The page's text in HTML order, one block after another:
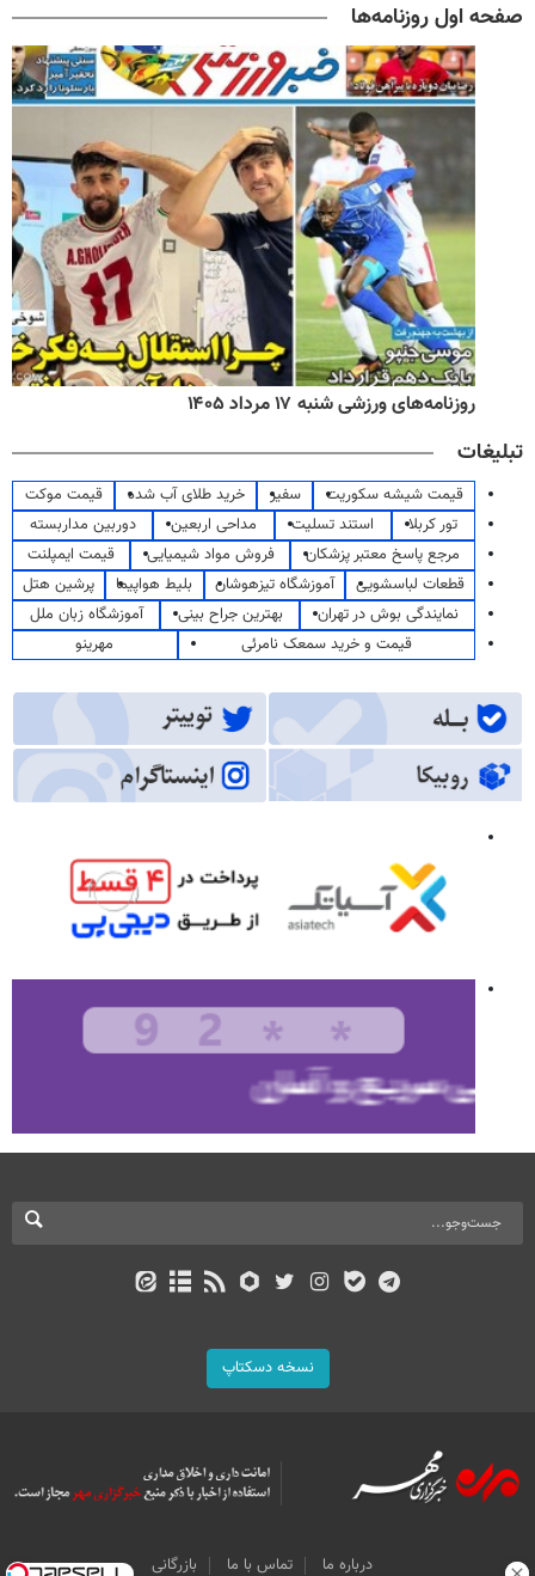
صفحه اول روزنامه‌ها
روزنامه‌های ورزشی شنبه ۱۷ مرداد ۱۴۰۵
تبلیغات
قیمت شیشه سکوریت سفیر خرید طلای آب شده
قیمت موکت
تور کربلا
استند تسلیت مداحی اربعین
دوربین مداربسته
مرجع پاسخ معتبر پزشکان
فروش مواد شیمیایی
قیمت ایمپلنت
قطعات لباسشویی
آموزشگاه تیزهوشان بلیط هواپیما
پرشین هتل
نمایندگی بوش در تهران
بهترین جراح بینی
آموزشگاه زبان ملل
قیمت و خرید سمعک نامرئی
مهرینو
نسخه دسکتاپ
درباره ما تماس با ما بازرگانی